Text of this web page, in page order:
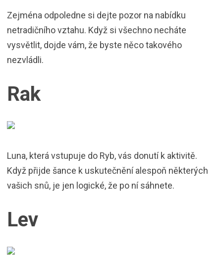
Zejména odpoledne si dejte pozor na nabídku
netradičního vztahu. Když si všechno necháte
vysvětlit, dojde vám, že byste něco takového
nezvládli.
Rak
Luna, která vstupuje do Ryb, vás donutí k aktivitě.
Když přijde šance k uskutečnění alespoň některých
vašich snů, je jen logické, že po ní sáhnete.
Lev